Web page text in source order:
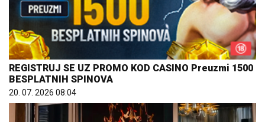
REGISTRUJ SE UZ PROMO KOD CASINO Preuzmi 1500
BESPLATNIH SPINOVA
20. 07. 2026 08:04